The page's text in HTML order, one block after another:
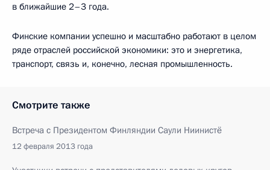
в ближайшие 2–3 года.
Финские компании успешно и масштабно работают в целом
ряде отраслей российской экономики: это и энергетика,
транспорт, связь и, конечно, лесная промышленность.
Смотрите также
Встреча с Президентом Финляндии Саули Ниинистё
12 февраля 2013 года